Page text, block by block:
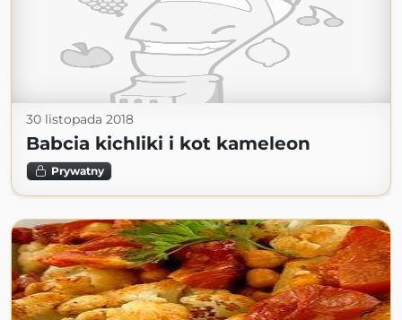
30 listopada 2018
Babcia kichliki i kot kameleon
Prywatny